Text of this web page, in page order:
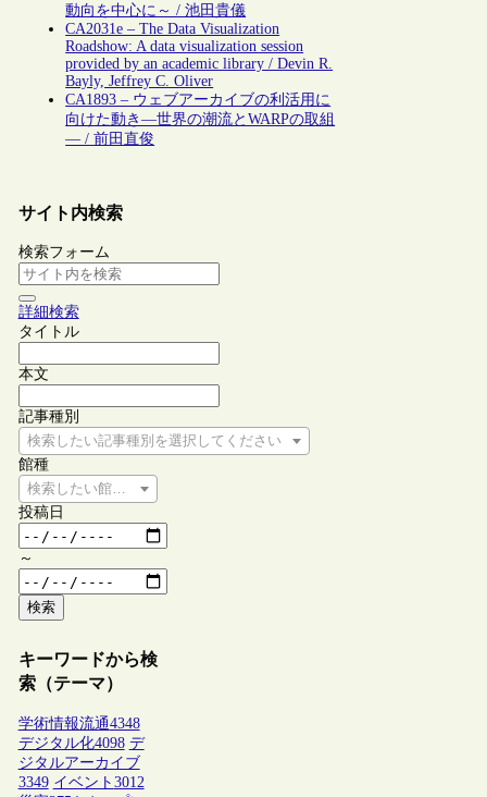
動向を中心に～ / 池田貴儀
CA2031e – The Data Visualization
Roadshow: A data visualization session
provided by an academic library / Devin R.
Bayly, Jeffrey C. Oliver
CA1893 – ウェブアーカイブの利活用に
向けた動き―世界の潮流とWARPの取組
― / 前田直俊
サイト内検索
検索フォーム
詳細検索
タイトル
本文
記事種別
検索したい記事種別を選択してください
館種
検索したい館種を選択してください
投稿日
～
検索
キーワードから検
索（テーマ）
学術情報流通4348
デジタル化4098 デ
ジタルアーカイブ
3349 イベント 3012